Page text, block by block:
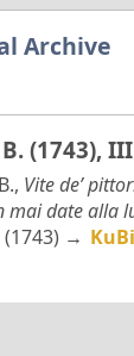
Archive
(1743), III
Vite de’
mai date alla
→